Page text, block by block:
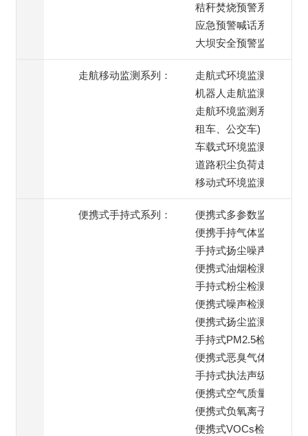
秸秆焚烧预警系统
应急预警喊话系统
大坝安全预警监测
走航移动监测系列：
走航式环境监测系统
机器人走航监测系统
走航环境监测系统(出
租车、公交车)
车载式环境监测系统
道路积尘负荷走航监测
移动式环境监测系统
便携式手持式系列：
便携式多参数监测仪
便携手持气体监测仪
手持式扬尘噪声监测仪
便携式油烟检测仪
手持式粉尘检测仪
便携式噪声检测仪
便携式扬尘监测仪
手持式PM2.5检测仪
便携式恶臭气体检测仪
手持式执法声级计
便携式空气质量监测仪
便携式负氧离子检测仪
便携式VOCs检测仪